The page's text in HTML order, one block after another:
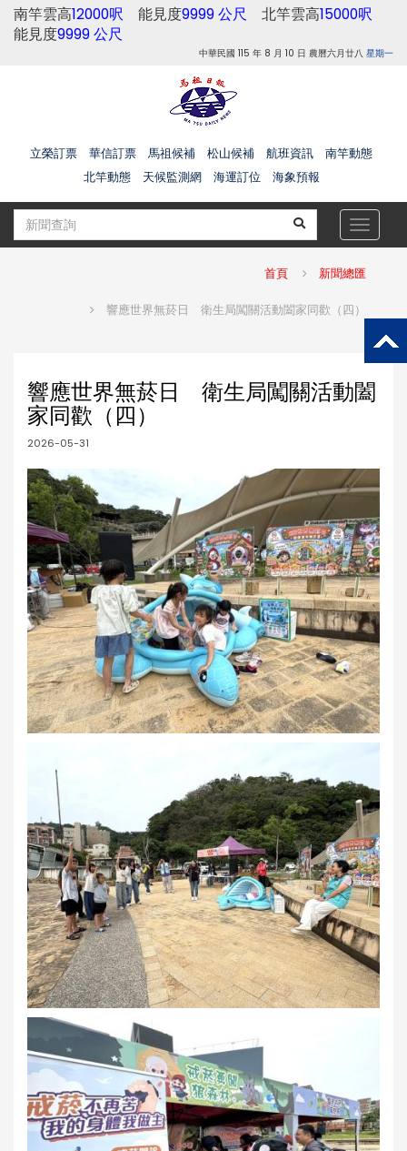
南竿雲高12000呎 能見度9999 公尺 北竿雲高15000呎
能見度9999 公尺
中華民國 115 年 8 月 10 日 農曆六月廿八 星期一
立榮訂票 華信訂票 馬祖候補 松山候補 航班資訊
南竿動態
北竿動態
天候監測網 海運訂位 海象預報
Toggle
首頁 新聞總匯
響應世界無菸日 衛生局闖關活動闔家同歡（四）
響應世界無菸日 衛生局闖關活動闔
家同歡（四）
2026-05-31